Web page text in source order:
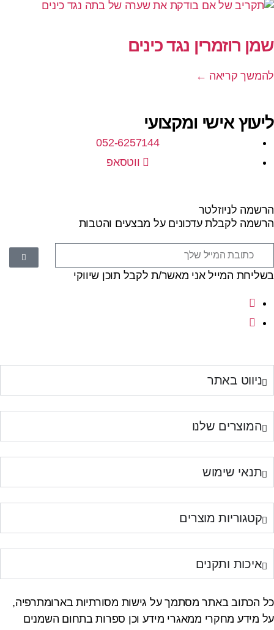
שמן רוזמרין נגד כינים
להמשך קריאה ←
ליעוץ אישי ומקצועי
052-6257144
ווטסאפ
הרשמה לניוזלטר
הרשמה לקבלת עדכונים על מבצעים והטבות
בשליחת המייל אני מאשר/ת לקבל תוכן שיווקי
ניווט באתר
המוצרים שלנו
תנאי שימוש
קטגוריות מוצרים
איכות ותקנים
כל הכתוב באתר מסתמך על גישות מסורתיות בארומתרפיה,
על מידע מחקרי ממאגרי מידע וכן ספרות בתחום השמנים